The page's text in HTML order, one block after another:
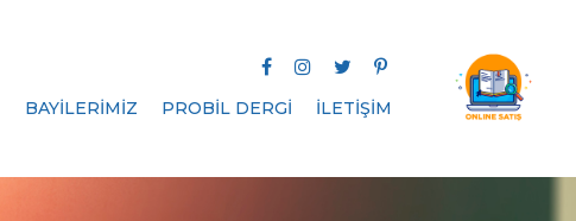
BAYİLERİMİZ PROBİL DERGİ İLETİŞİM